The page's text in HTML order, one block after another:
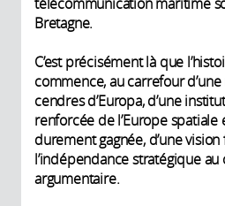
Bretagne.
C’est précisément là que
commence, au carrefour
cendres d’Europa, d’une
renforcée de l’Europe spatiale
durement gagnée, d’une
l’indépendance stratégique
argumentaire.